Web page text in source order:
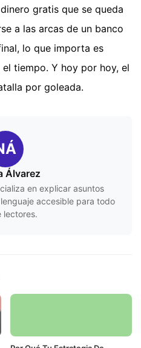
gratis que se queda
a las arcas de un banco
lo que importa es
tiempo. Y hoy por hoy, el
por goleada.
Álvarez
en explicar asuntos
accesible para todo
lectores.